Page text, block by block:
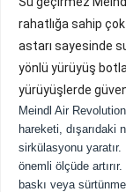
rahatlığa sahip
astarı sayesinde
yönlü yürüyüş
yürüyüşlerde
Meindl Air
hareketi, dışarıdaki
sirkülasyonu yaratır.
önemli ölçüde artırır.
baskı veya